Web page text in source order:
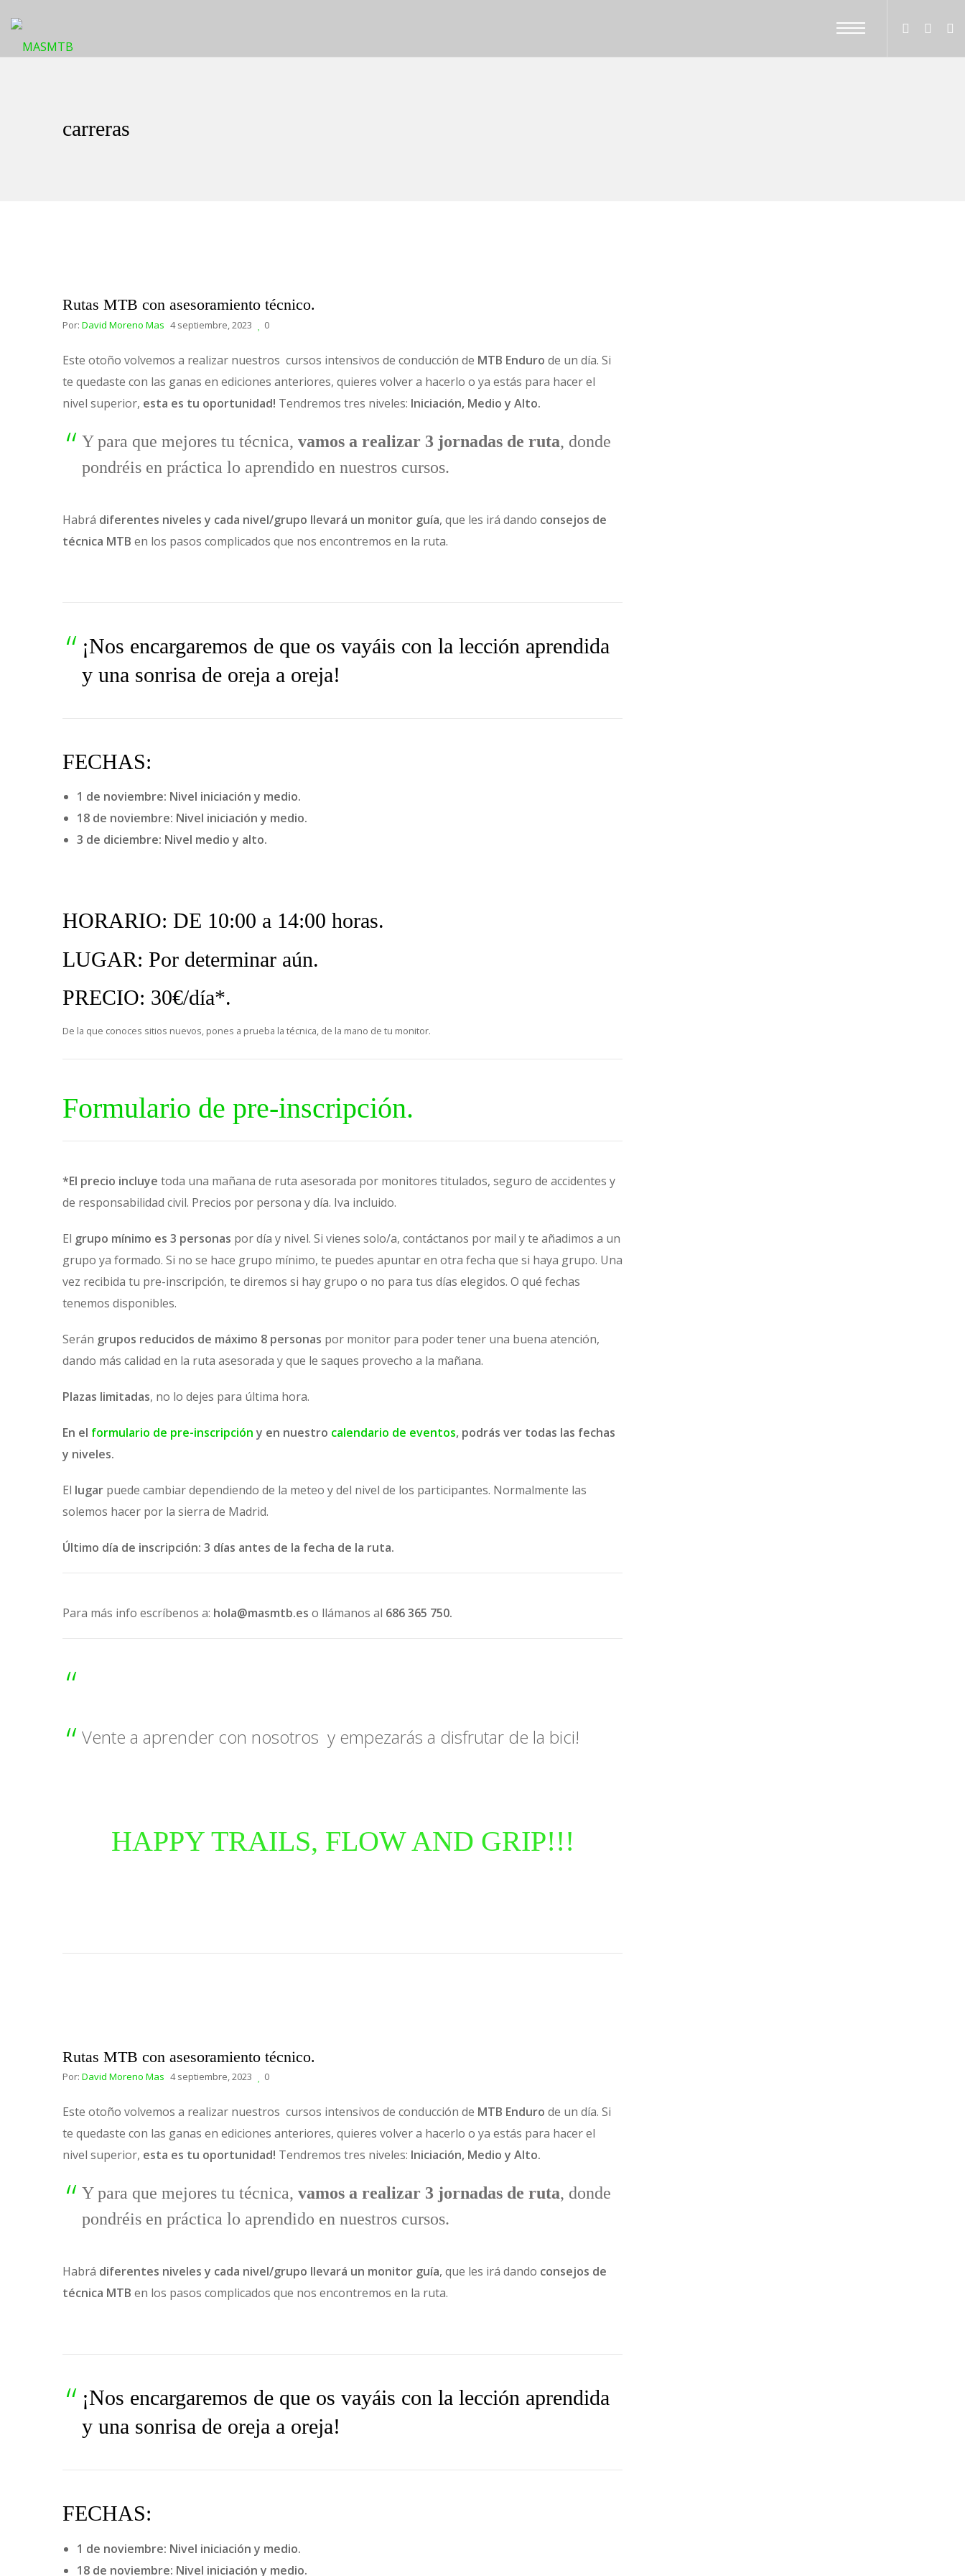
carreras
Rutas MTB con asesoramiento técnico.
Por: David Moreno Mas 4 septiembre, 2023 0
Este otoño volvemos a realizar nuestros cursos intensivos de conducción de MTB Enduro de un día. Si
te quedaste con las ganas en ediciones anteriores, quieres volver a hacerlo o ya estás para hacer el
nivel superior, esta es tu oportunidad! Tendremos tres niveles: Iniciación, Medio y Alto.
Y para que mejores tu técnica, vamos a realizar 3 jornadas de ruta, donde
pondréis en práctica lo aprendido en nuestros cursos.
Habrá diferentes niveles y cada nivel/grupo llevará un monitor guía, que les irá dando consejos de
técnica MTB en los pasos complicados que nos encontremos en la ruta.
¡Nos encargaremos de que os vayáis con la lección aprendida
y una sonrisa de oreja a oreja!
FECHAS:
1 de noviembre: Nivel iniciación y medio.
18 de noviembre: Nivel iniciación y medio.
3 de diciembre: Nivel medio y alto.
HORARIO: DE 10:00 a 14:00 horas.
LUGAR: Por determinar aún.
PRECIO: 30€/día*.
De la que conoces sitios nuevos, pones a prueba la técnica, de la mano de tu monitor.
Formulario de pre-inscripción.
*El precio incluye toda una mañana de ruta asesorada por monitores titulados, seguro de accidentes y
de responsabilidad civil. Precios por persona y día. Iva incluido.
El grupo mínimo es 3 personas por día y nivel. Si vienes solo/a, contáctanos por mail y te añadimos a un
grupo ya formado. Si no se hace grupo mínimo, te puedes apuntar en otra fecha que si haya grupo. Una
vez recibida tu pre-inscripción, te diremos si hay grupo o no para tus días elegidos. O qué fechas
tenemos disponibles.
Serán grupos reducidos de máximo 8 personas por monitor para poder tener una buena atención,
dando más calidad en la ruta asesorada y que le saques provecho a la mañana.
Plazas limitadas, no lo dejes para última hora.
En el formulario de pre-inscripción y en nuestro calendario de eventos, podrás ver todas las fechas
y niveles.
El lugar puede cambiar dependiendo de la meteo y del nivel de los participantes. Normalmente las
solemos hacer por la sierra de Madrid.
Último día de inscripción: 3 días antes de la fecha de la ruta.
Para más info escríbenos a: hola@masmtb.es o llámanos al 686 365 750.
Vente a aprender con nosotros y empezarás a disfrutar de la bici!
HAPPY TRAILS, FLOW AND GRIP!!!
Rutas MTB con asesoramiento técnico.
Por: David Moreno Mas 4 septiembre, 2023 0
Este otoño volvemos a realizar nuestros cursos intensivos de conducción de MTB Enduro de un día. Si
te quedaste con las ganas en ediciones anteriores, quieres volver a hacerlo o ya estás para hacer el
nivel superior, esta es tu oportunidad! Tendremos tres niveles: Iniciación, Medio y Alto.
Y para que mejores tu técnica, vamos a realizar 3 jornadas de ruta, donde
pondréis en práctica lo aprendido en nuestros cursos.
Habrá diferentes niveles y cada nivel/grupo llevará un monitor guía, que les irá dando consejos de
técnica MTB en los pasos complicados que nos encontremos en la ruta.
¡Nos encargaremos de que os vayáis con la lección aprendida
y una sonrisa de oreja a oreja!
FECHAS:
1 de noviembre: Nivel iniciación y medio.
18 de noviembre: Nivel iniciación y medio.